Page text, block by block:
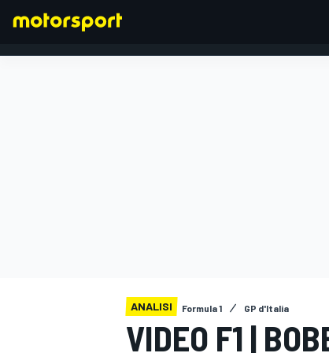
ANALISI Formula 1 GP d'Italia
VIDEO F1 |